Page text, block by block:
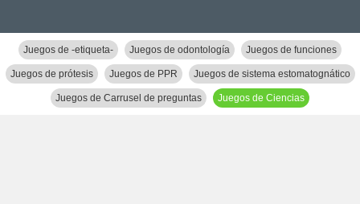
Juegos de -etiqueta- Juegos de odontología Juegos de funciones
Juegos de prótesis Juegos de PPR Juegos de sistema estomatognático
Juegos de Carrusel de preguntas Juegos de Ciencias